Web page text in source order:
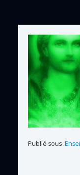
Publié sous :